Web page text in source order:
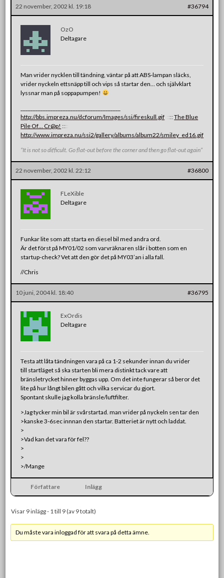
22 november, 2002 kl. 19:18 #36794
OzO
Deltagare
Man vrider nycklen till tändning, väntar på att ABS-lampan släcks,
vrider nyckeln ettsnäpp till och vips så startar den… och självklart
lyssnar man på soppapumpen!
http://bbs.impreza.nu/dcforum/Images/ssi/fireskull.gif ::::The Blue
Pile Of… Cr@p! ::::
http://www.impreza.nu/ssi2/gallery/albums/album22/smiley_ed16.gif
”It is not so difficult. Go flat-out before the corner and then go flat-out again”
22 november, 2002 kl. 22:12 #36800
FLeXible
Deltagare
Funkar lite som att starta en diesel bil med andra ord.
Är det först på MY01/02 som varvräknaren slår i botten som en
startup-check? Vet att den gör det på MY03’an i alla fall.
//Chris
10 juni, 2004 kl. 18:40 #36795
ExOrdis
Deltagare
Testa att låta tändningen vara på ca 1-2 sekunder innan du vrider
till startläget så ska starten bli mera distinkt tack vare att
bränsletrycket hinner byggas upp. Om det inte fungerar så beror det
lite på hur långt bilen gått och vilka servicar du gjort.
Spontant skulle jag kolla bränsle/luftfilter.
>Jag tycker min bil är svårstartad. man vrider på nyckeln sen tar den
>kanske 3-6sec innnan den startar. Batteriet är nytt och laddat.
>
>Vad kan det vara för fel??
>
>
>/Mange
Författare Inlägg
Visar 9 inlägg - 1 till 9 (av 9 totalt)
Du måste vara inloggad för att svara på detta ämne.